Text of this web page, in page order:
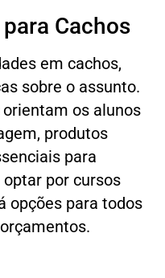
Cachos
em cachos,
sobre o assunto.
os alunos
produtos
para
optar por cursos
opções para todos